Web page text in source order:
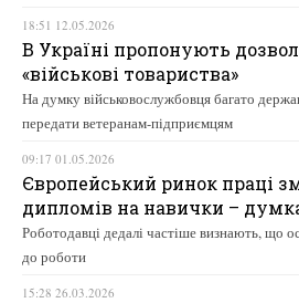
18:51 12.05.2026
В Україні пропонують
«військові товариства»
На думку військовослужбовця багато
передати ветеранам-підприємцям
09:17 01.05.2026
Європейський ринок праці
дипломів на навички –
Роботодавці дедалі частіше визнають, що
до роботи
15:28 26.03.2026